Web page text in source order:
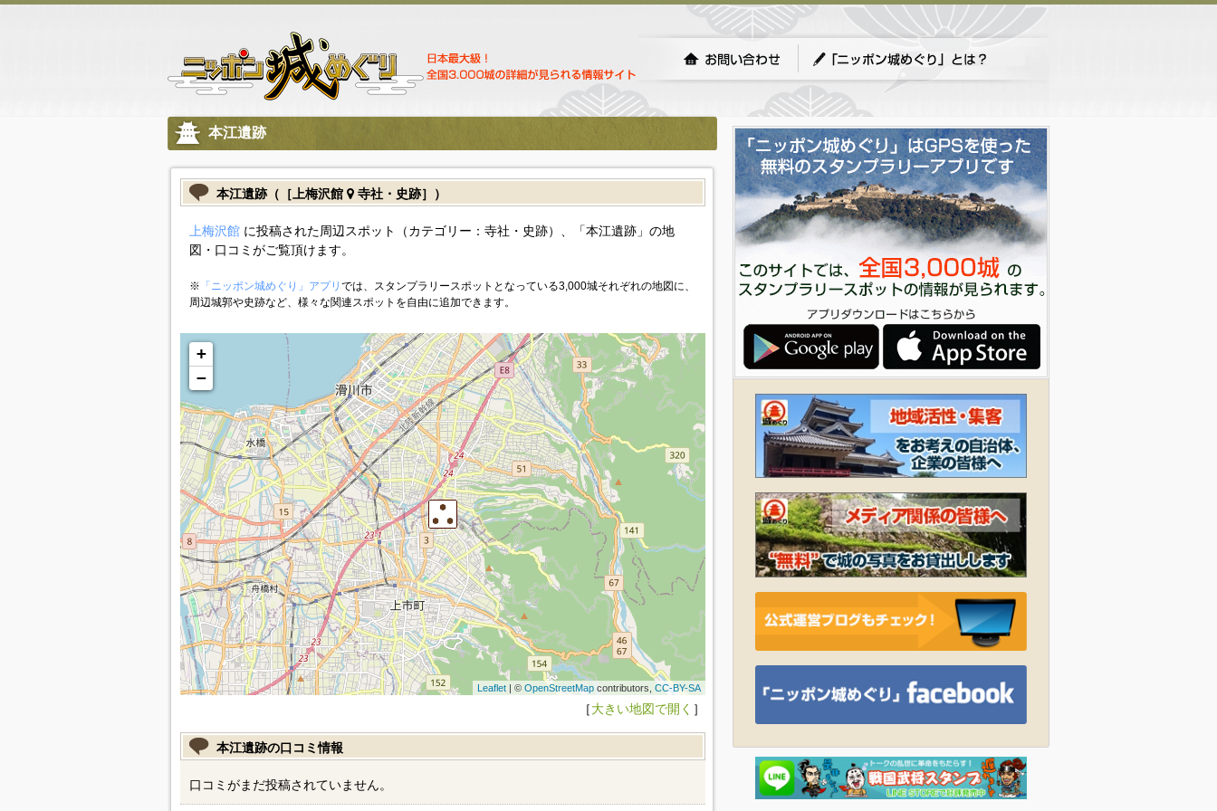
本江遺跡
本江遺跡（［上梅沢館 寺社・史跡］）
上梅沢館に投稿された周辺スポット（カテゴリー：寺社・史跡）、「本江遺跡」の地
図・口コミがご覧頂けます。
※ 「ニッポン城めぐり」アプリ では、スタンプラリースポットとなっている3,000城それぞれの地図に、
周辺城郭や史跡など、様々な関連スポットを自由に追加できます。
+
−
Leaflet| © OpenStreetMapcontributors, CC-BY-SA
［大きい地図で開く ］
本江遺跡の口コミ情報
口コミがまだ投稿されていません。